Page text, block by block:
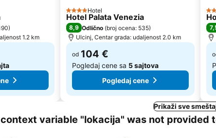
)
1.2 km
4 Zvezdice
Hotel
Hotel Palata Venezia
8,9 Odlično (broj ocena: 535)
Ulcinj, Centar grada: udaljenost 2.0 km
od 104 €
Pogledaj cene sa 5 sajtova
Pogledaj cene
4
Prikaži sve
variable "lokacija" was not provided